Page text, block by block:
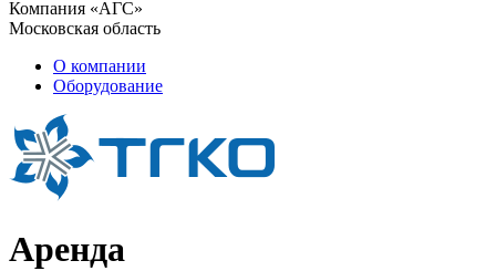
Компания «АГС»
Московская область
О компании
Оборудование
Аренда